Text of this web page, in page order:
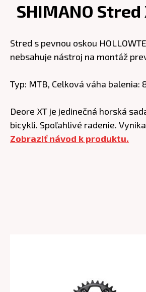
SHIMANO
Stred s pevnou oskou
nebsahuje nástroj na montáž
Typ: MTB, Celková váha
Deore XT je jedinečná horská
bicykli. Spoľahlivé radenie.
Zobraziť návod k produktu.